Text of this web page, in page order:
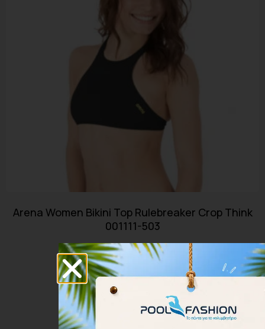
Arena Women Bikini Top Rulebreaker Crop Think
001111-503
35.00€
31.50€
Επιλογή